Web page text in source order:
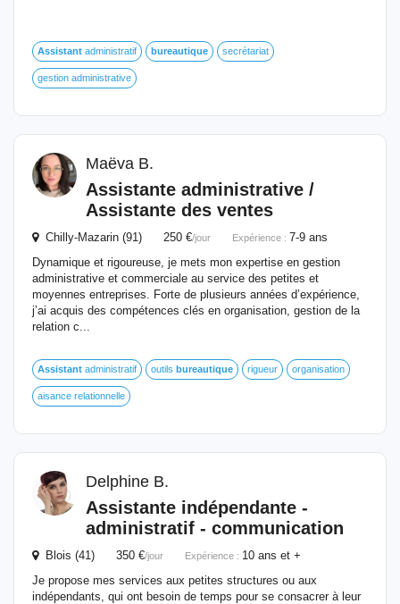
Assistant administratif bureautique secrétariat
gestion administrative
Maëva B.
Assistante administrative /
Assistante des ventes
Chilly-Mazarin (91) 250 €/jour Expérience : 7-9 ans
Dynamique et rigoureuse, je mets mon expertise en gestion
administrative et commerciale au service des petites et
moyennes entreprises. Forte de plusieurs années d’expérience,
j’ai acquis des compétences clés en organisation, gestion de la
relation c...
Assistant administratif outils bureautique rigueur organisation
aisance relationnelle
Delphine B.
Assistante indépendante -
administratif - communication
Blois (41) 350 €/jour Expérience : 10 ans et +
Je propose mes services aux petites structures ou aux
indépendants, qui ont besoin de temps pour se consacrer à leur